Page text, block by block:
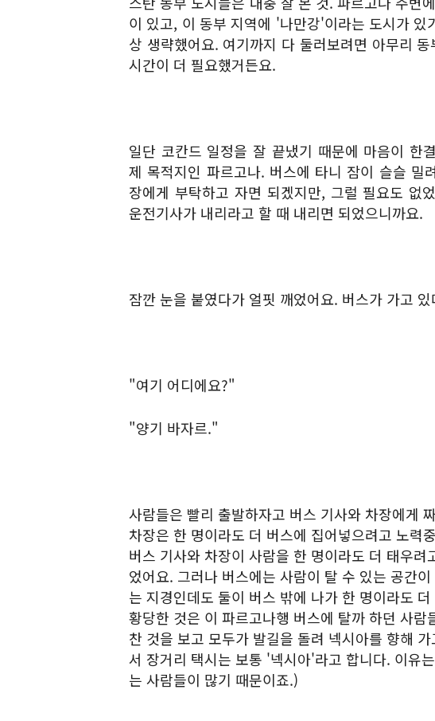
이 있고, 이 동부 지역에 '나만강'이라는 도시가 있
상 생략했어요. 여기까지 다 둘러보려면 아무리
시간이 더 필요했거든요.
일단 코칸드 일정을 잘 끝냈기 때문에 마음이 한
제 목적지인 파르고나. 버스에 타니 잠이 슬슬 밀
장에게 부탁하고 자면 되겠지만, 그럴 필요도 없
운전기사가 내리라고 할 때 내리면 되었으니까요.
잠깐 눈을 붙였다가 얼핏 깨었어요. 버스가 가고
"여기 어디에요?"
"양기 바자르."
사람들은 빨리 출발하자고 버스 기사와 차장에게
차장은 한 명이라도 더 버스에 집어넣으려고 노력
버스 기사와 차장이 사람을 한 명이라도 더 태우려
었어요. 그러나 버스에는 사람이 탈 수 있는 공간
는 지경인데도 둘이 버스 밖에 나가 한 명이라도
황당한 것은 이 파르고나행 버스에 탈까 하던 사
찬 것을 보고 모두가 발길을 돌려 넥시아를 향해
서 장거리 택시는 보통 '넥시아'라고 합니다. 이유
는 사람들이 많기 때문이죠.)